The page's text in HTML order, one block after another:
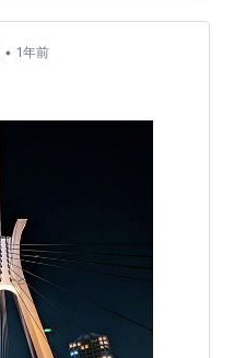
• 1年前